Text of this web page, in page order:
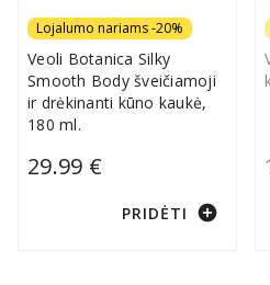
Lojalumo nariams -20%
Veoli Botanica Silky
Smooth Body šveičiamoji
ir drėkinanti kūno kaukė,
180 ml.
29.99 €
PRIDĖTI add_circle